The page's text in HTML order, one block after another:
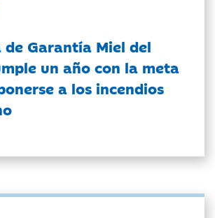
de Garantía Miel del
un año con la meta
a los incendios